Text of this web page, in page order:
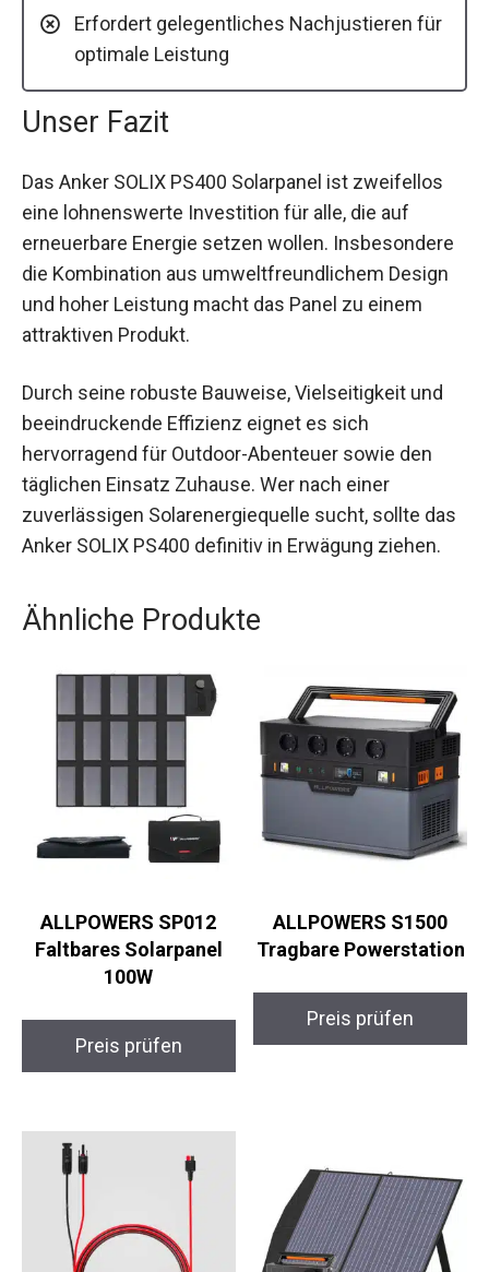
Erfordert gelegentliches Nachjustieren für
optimale Leistung
Unser Fazit
Das Anker SOLIX PS400 Solarpanel ist zweifellos
eine lohnenswerte Investition für alle, die auf
erneuerbare Energie setzen wollen. Insbesondere
die Kombination aus umweltfreundlichem Design
und hoher Leistung macht das Panel zu einem
attraktiven Produkt.
Durch seine robuste Bauweise, Vielseitigkeit und
beeindruckende Effizienz eignet es sich
hervorragend für Outdoor-Abenteuer sowie den
täglichen Einsatz Zuhause. Wer nach einer
zuverlässigen Solarenergiequelle sucht, sollte das
Anker SOLIX PS400 definitiv in Erwägung ziehen.
Ähnliche Produkte
ALLPOWERS SP012
Faltbares Solarpanel
100W
Preis prüfen
ALLPOWERS S1500
Tragbare Powerstation
Preis prüfen